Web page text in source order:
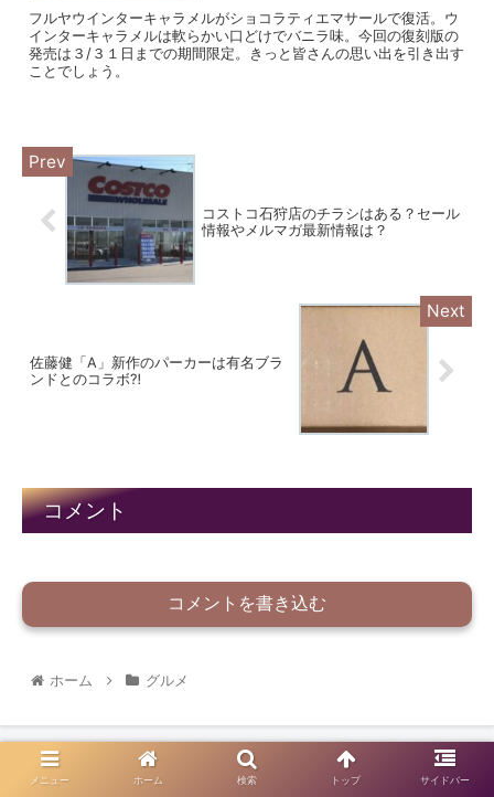
フルヤウインターキャラメルがショコラティエマサールで復活。ウ
インターキャラメルは軟らかい口どけでバニラ味。今回の復刻版の
発売は３/３１日までの期間限定。きっと皆さんの思い出を引き出す
ことでしょう。
コストコ石狩店のチラシはある？セール
情報やメルマガ最新情報は？
佐藤健「A」新作のパーカーは有名ブラ
ンドとのコラボ⁈
コメント
コメントを書き込む
ホーム グルメ
メニュー ホーム 検索 トップ サイドバー